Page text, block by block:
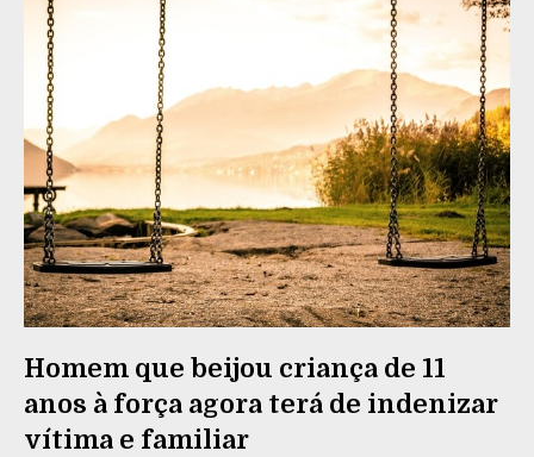
Homem que beijou criança de 11
anos à força agora terá de indenizar
vítima e familiar